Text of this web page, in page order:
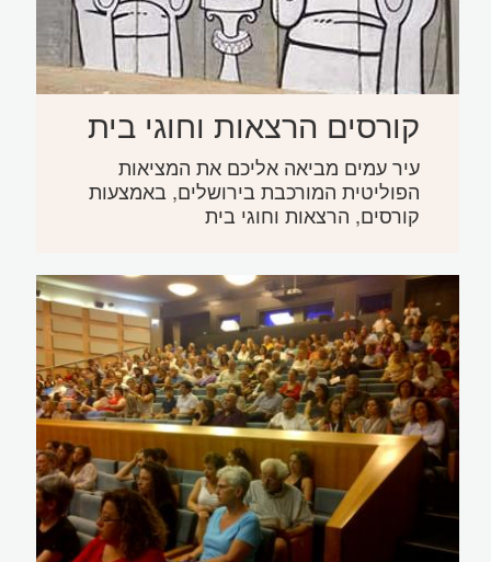
קורסים הרצאות וחוגי בית
עיר עמים מביאה אליכם את המציאות
הפוליטית המורכבת בירושלים, באמצעות
קורסים, הרצאות וחוגי בית